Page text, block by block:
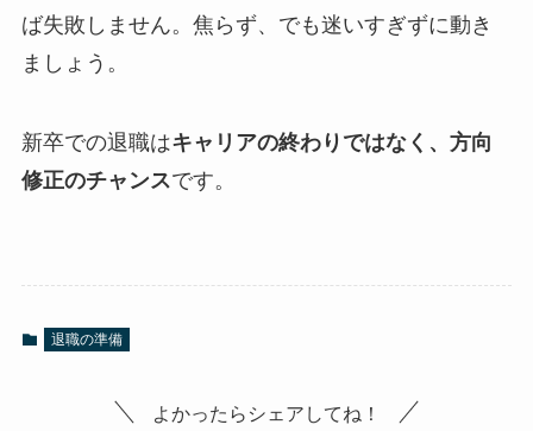
ば失敗しません。焦らず、でも迷いすぎずに動き
ましょう。
新卒での退職はキャリアの終わりではなく、方向
修正のチャンスです。
退職の準備
よかったらシェアしてね！